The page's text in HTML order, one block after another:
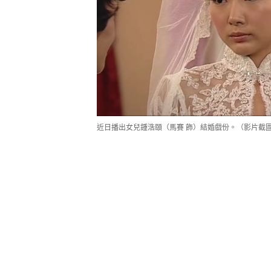
近日播出女兒鍾浩頤（馬賽 飾）結婚戲份。（影片截